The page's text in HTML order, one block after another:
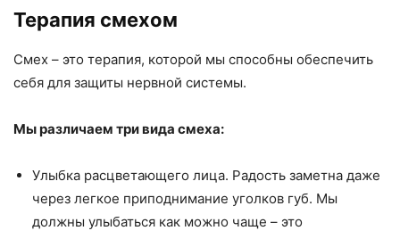
Терапия смехом
Смех – это терапия, которой мы способны обеспечить
себя для защиты нервной системы.
Мы различаем три вида смеха:
Улыбка расцветающего лица. Радость заметна даже
через легкое приподнимание уголков губ. Мы
должны улыбаться как можно чаще – это